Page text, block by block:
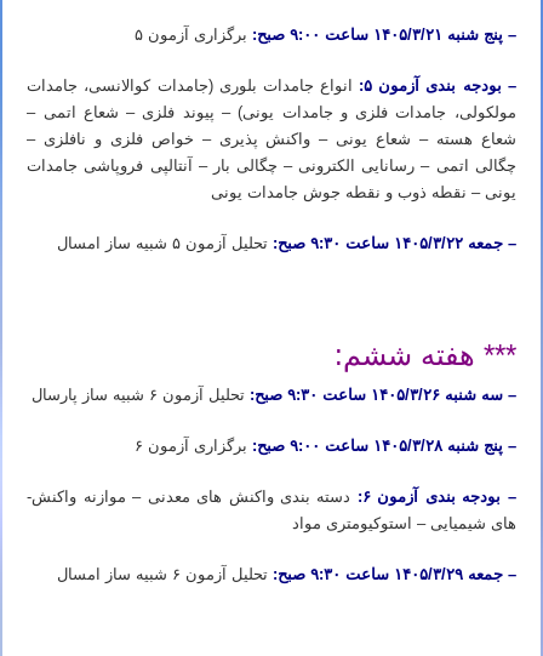
– پنج شنبه ۱۴۰۵/۳/۲۱ ساعت ۹:۰۰ صبح: برگزاری آزمون ۵
– بودجه بندی آزمون ۵:
انواع جامدات بلوری (جامدات کوالانسی، جامدات
مولکولی، جامدات فلزی و جامدات یونی) – پیوند فلزی – شعاع اتمی –
شعاع هسته – شعاع یونی – واکنش ­پذیری – خواص فلزی و نافلزی –
چگالی اتمی – رسانایی الکترونی – چگالی بار – آنتالپی فروپاشی جامدات
یونی – نقطه ذوب و نقطه جوش جامدات یونی
– جمعه ۱۴۰۵/۳/۲۲ ساعت ۹:۳۰ صبح: تحلیل آزمون ۵ شبیه ساز امسال
*** هفته ششم:
– سه شنبه ۱۴۰۵/۳/۲۶ ساعت ۹:۳۰ صبح: تحلیل آزمون ۶ شبیه ساز پارسال
– پنج شنبه ۱۴۰۵/۳/۲۸ ساعت ۹:۰۰ صبح: برگزاری آزمون ۶
– بودجه بندی آزمون ۶: دسته ­بندی واکنش ­های معدنی – موازنه واکنش­
های شیمیایی – استوکیومتری مواد
– جمعه ۱۴۰۵/۳/۲۹ ساعت ۹:۳۰ صبح: تحلیل آزمون ۶ شبیه ساز امسال